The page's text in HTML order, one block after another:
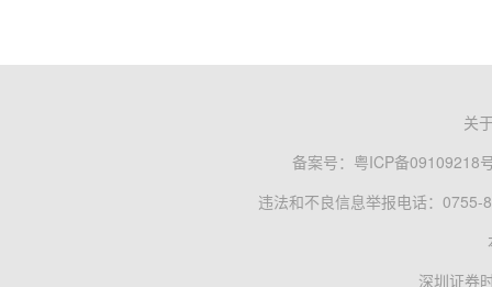
关
备案号： 粤ICP备09109218
违法和不良信息举报电话：0755-
深圳证券